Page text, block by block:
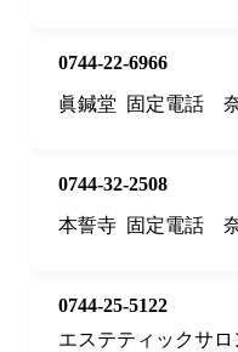
0744-22-6966
眞鍼堂
固定電話
0744-32-2508
本誓寺 固定電話
0744-25-5122
エステティックサ